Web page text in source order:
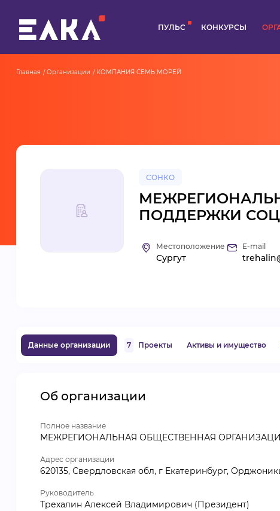
ПУЛЬС КОНКУРСЫ
Главная Организации КОМПАНИЯ СЕМЬ МОРЕЙ
СОНКО
ПОДДЕРЖКИ
Местоположение
Сургут
E-mail
Данные организации 7 Проекты Активы и имущество
Об организации
Полное название
МЕЖРЕГИОНАЛЬНАЯ ОБЩЕСТВЕННАЯ
Адрес организации
620135, Свердловская обл, г Екатеринбург,
Руководитель
Трехалин Алексей Владимирович (Президент)